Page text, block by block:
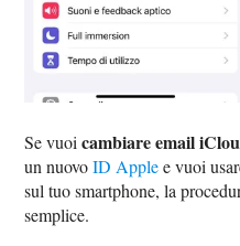
Se vuoicambiare email
un nuovoID Applee vuoi
sul tuo smartphone, la
semplice.